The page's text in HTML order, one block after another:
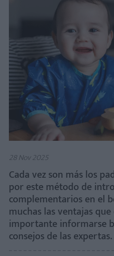
28 Nov 2025
Cada vez son más los
por este método de
complementarios en el
muchas las ventajas
importante informarse
consejos de las expertas.